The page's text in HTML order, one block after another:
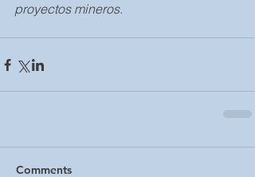
proyectos mineros.
Comments